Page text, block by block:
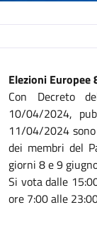
Elezioni
Con Decreto
10/04/2024,
11/04/2024
dei membri del
giorni 8 e 9
Si vota dalle
ore 7:00 alle